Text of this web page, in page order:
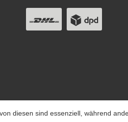
diesen sind essenziell, während